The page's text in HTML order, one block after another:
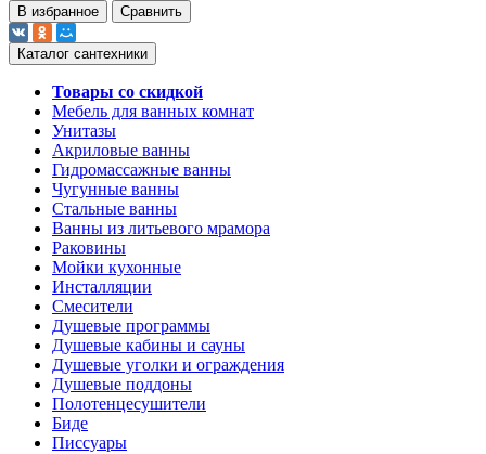
В избранное Сравнить
Каталог сантехники
Товары со скидкой
Мебель для ванных комнат
Унитазы
Акриловые ванны
Гидромассажные ванны
Чугунные ванны
Стальные ванны
Ванны из литьевого мрамора
Раковины
Мойки кухонные
Инсталляции
Смесители
Душевые программы
Душевые кабины и сауны
Душевые уголки и ограждения
Душевые поддоны
Полотенцесушители
Биде
Писсуары